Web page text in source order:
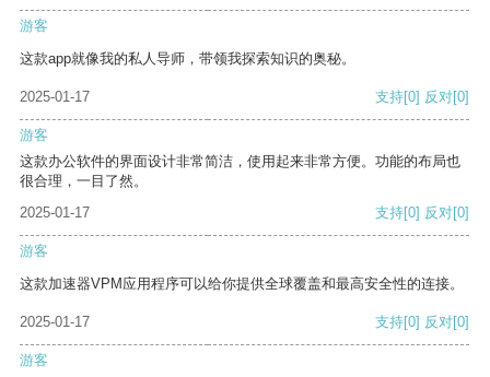
游客
这款app就像我的私人导师，带领我探索知识的奥秘。
2025-01-17 支持[0] 反对[0]
游客
这款办公软件的界面设计非常简洁，使用起来非常方便。功能的布局也
很合理，一目了然。
2025-01-17
支持[0] 反对[0]
游客
这款加速器VPM应用程序可以给你提供全球覆盖和最高安全性的连接。
2025-01-17 支持[0] 反对[0]
游客